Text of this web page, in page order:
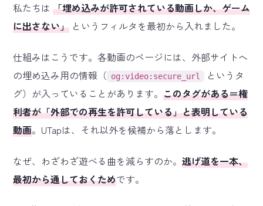
私たちは 「埋め込みが許可されている動画しか、ゲーム
に出さない」 というフィルタを最初から入れました。
仕組みはこうです。各動画のページには、外部サイトへ
の埋め込み用の情報（ og:video:secure_url
というタ
グ）が入っていることがあります。 このタグがある＝権
利者が「外部での再生を許可している」と表明している
動画。UTapは、それ以外を候補から落とします。
なぜ、わざわざ遊べる曲を減らすのか。 逃げ道を一本、
最初から通しておくためです。